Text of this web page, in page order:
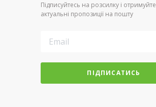
Підписуйтесь на розсилку і отримуйте
актуальні пропозиції на пошту
ПІДПИСАТИСЬ